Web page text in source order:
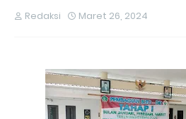
Redaksi Maret 26, 2024